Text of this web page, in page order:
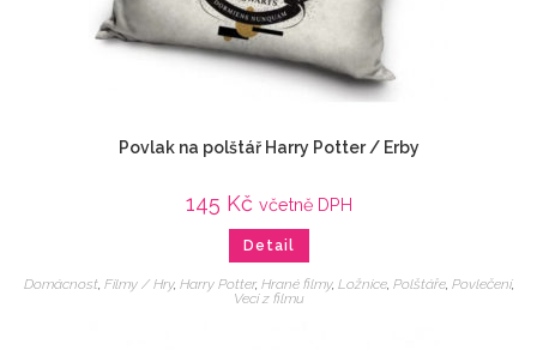
Povlak na polštář Harry Potter / Erby
145 Kč včetně DPH
Detail
Domácnost, Filmy / Hry, Harry Potter, Hrané filmy, Ložnice, Polštáře, Povlečení,
Veci z filmu